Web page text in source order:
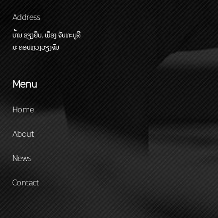
Address
ບ້ານ ຊຽງຍືນ, ເມືອງ ຈັນທະບູລີ
ນະຄອນຫຼວງວຽງຈັນ
Menu
Home
About
News
Contact